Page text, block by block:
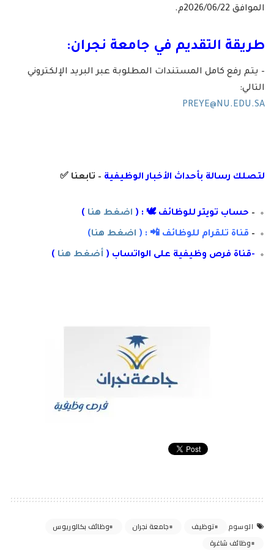
الموافق 2026/06/22م.
طريقة التقديم في جامعة نجران:
– يتم رفع كامل المستندات المطلوبة عبر البريد الإلكتروني
التالي:
PREYE@NU.EDU.SA
لتصلك رسالة بأحداث الأخبار الوظيفية – تابعنا ✅
– حساب تويتر للوظائف 🕊 : ( اضغط هنا )
– قناة تلقرام للوظائف 📲 : ( اضغط هنا)
-قناة فرص وظيفية على الواتساب ( أضغط هنا )
الوسوم توظيف جامعة نجران
وظائف بكالوريوس
وظائف شاغرة